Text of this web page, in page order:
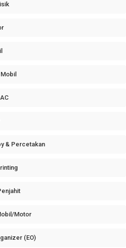
& Percetakan
Motor
(EO)